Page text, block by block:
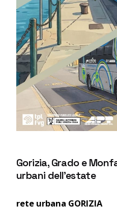
Gorizia, Grado e
urbani dell’estate
rete urbana GORIZIA